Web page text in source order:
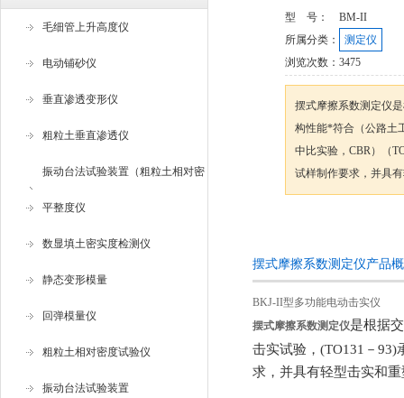
毛细管上升高度仪
电动铺砂仪
垂直渗透变形仪
粗粒土垂直渗透仪
振动台法试验装置（粗粒土相对密
度试验仪 ）
平整度仪
数显填土密实度检测仪
静态变形模量
回弹模量仪
粗粒土相对密度试验仪
振动台法试验装置
型 号：
BM-II
所属分类：
测定仪
浏览次数： 3475
摆式摩擦系数测定仪
构性能*符合（公路土
中比实验，CBR）（
试样制作要求，并具
摆式摩擦系数测定仪产品
BKJ-II型多功能电动击实仪
摆式摩擦系数测定仪是根据
击实试验，(TO131 － 93)
求，并具有轻型击实和